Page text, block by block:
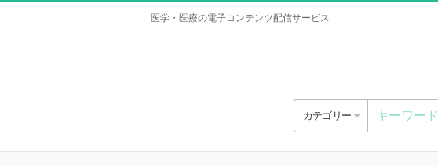
医学・医療の電子コンテンツ配信サービス
カテゴリー